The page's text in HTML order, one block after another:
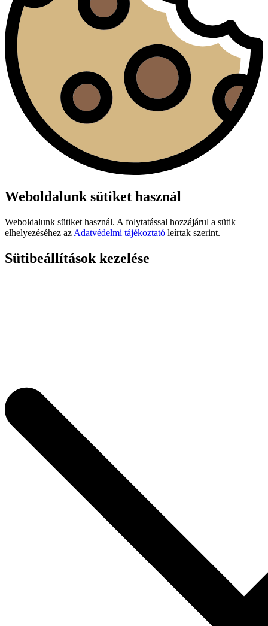
Weboldalunk sütiket használ
Weboldalunk sütiket használ. A folytatással hozzájárul a sütik
elhelyezéséhez az Adatvédelmi tájékoztató leírtak szerint.
Sütibeállítások kezelése